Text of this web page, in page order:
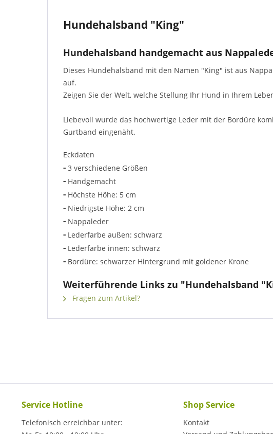
Hundehalsband "King"
Hundehalsband handgemacht aus
Dieses Hundehalsband mit den Namen "King" ist aus
auf.
Zeigen Sie der Welt, welche Stellung Ihr Hund in Ihrem
Liebevoll wurde das hochwertige Leder mit der Bordüre
Gurtband eingenäht.
Eckdaten
- 3 verschiedene Größen
- Handgemacht
- Höchste Höhe: 5 cm
- Niedrigste Höhe: 2 cm
- Nappaleder
- Lederfarbe außen: schwarz
- Lederfarbe innen: schwarz
- Bordüre: schwarzer Hintergrund mit goldener Krone
Weiterführende Links zu "Hundehalsband
Fragen zum Artikel?
Service Hotline
Telefonisch erreichbar unter:
Shop Service
Kontakt